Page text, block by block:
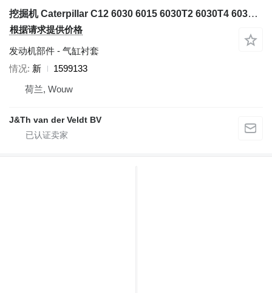
挖掘机 Caterpillar C12 6030 6015 6030T2 6030T4 6030FS RH120C 的 气缸衬套 Caterpillar 1468582 - 1599133
根据请求提供价格
发动机部件 - 气缸衬套
情况 新
1599133
荷兰, Wouw
J&Th van der Veldt BV